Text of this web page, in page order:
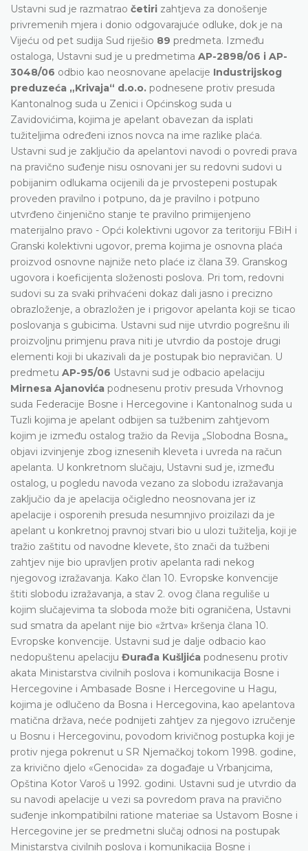
Ustavni sud je razmatrao četiri zahtjeva za donošenje
privremenih mjera i donio odgovarajuće odluke, dok je na
Vijeću od pet sudija Sud riješio 89 predmeta. Između
ostaloga, Ustavni sud je u predmetima AP-2898/06 i AP-
3048/06 odbio kao neosnovane apelacije Industrijskog
preduzeća „Krivaja“ d.o.o. podnesene protiv presuda
Kantonalnog suda u Zenici i Općinskog suda u
Zavidovićima, kojima je apelant obavezan da isplati
tužiteljima određeni iznos novca na ime razlike plaća.
Ustavni sud je zaključio da apelantovi navodi o povredi prava
na pravično suđenje nisu osnovani jer su redovni sudovi u
pobijanim odlukama ocijenili da je prvostepeni postupak
proveden pravilno i potpuno, da je pravilno i potpuno
utvrđeno činjenično stanje te pravilno primijenjeno
materijalno pravo - Opći kolektivni ugovor za teritoriju FBiH i
Granski kolektivni ugovor, prema kojima je osnovna plaća
proizvod osnovne najniže neto plaće iz člana 39. Granskog
ugovora i koeficijenta složenosti poslova. Pri tom, redovni
sudovi su za svaki prihvaćeni dokaz dali jasno i precizno
obrazloženje, a obrazložen je i prigovor apelanta koji se ticao
poslovanja s gubicima. Ustavni sud nije utvrdio pogrešnu ili
proizvoljnu primjenu prava niti je utvrdio da postoje drugi
elementi koji bi ukazivali da je postupak bio nepravičan. U
predmetu AP-95/06 Ustavni sud je odbacio apelaciju
Mirnesa Ajanovića podnesenu protiv presuda Vrhovnog
suda Federacije Bosne i Hercegovine i Kantonalnog suda u
Tuzli kojima je apelant odbijen sa tužbenim zahtjevom
kojim je između ostalog tražio da Revija „Slobodna Bosna„
objavi izvinjenje zbog iznesenih kleveta i uvreda na račun
apelanta. U konkretnom slučaju, Ustavni sud je, između
ostalog, u pogledu navoda vezano za slobodu izražavanja
zaključio da je apelacija očigledno neosnovana jer iz
apelacije i osporenih presuda nesumnjivo proizilazi da je
apelant u konkretnoj pravnoj stvari bio u ulozi tužitelja, koji je
tražio zaštitu od navodne klevete, što znači da tužbeni
zahtjev nije bio upravljen protiv apelanta radi nekog
njegovog izražavanja. Kako član 10. Evropske konvencije
štiti slobodu izražavanja, a stav 2. ovog člana reguliše u
kojim slučajevima ta sloboda može biti ograničena, Ustavni
sud smatra da apelant nije bio «žrtva» kršenja člana 10.
Evropske konvencije. Ustavni sud je dalje odbacio kao
nedopuštenu apelaciju Đurađa Kušljića podnesenu protiv
akata Ministarstva civilnih poslova i komunikacija Bosne i
Hercegovine i Ambasade Bosne i Hercegovine u Hagu,
kojima je odlučeno da Bosna i Hercegovina, kao apelantova
matična država, neće podnijeti zahtjev za njegovo izručenje
u Bosnu i Hercegovinu, povodom krivičnog postupka koji je
protiv njega pokrenut u SR Njemačkoj tokom 1998. godine,
za krivično djelo «Genocida» za događaje u Vrbanjcima,
Opština Kotor Varoš u 1992. godini. Ustavni sud je utvrdio da
su navodi apelacije u vezi sa povredom prava na pravično
suđenje inkompatibilni ratione materiae sa Ustavom Bosne i
Hercegovine jer se predmetni slučaj odnosi na postupak
Ministarstva civilnih poslova i komunikacija Bosne i